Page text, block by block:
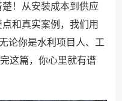
！从安装成本到供应
和真实案例，我们用
论你是水利项目人、工
这篇，你心里就有谱